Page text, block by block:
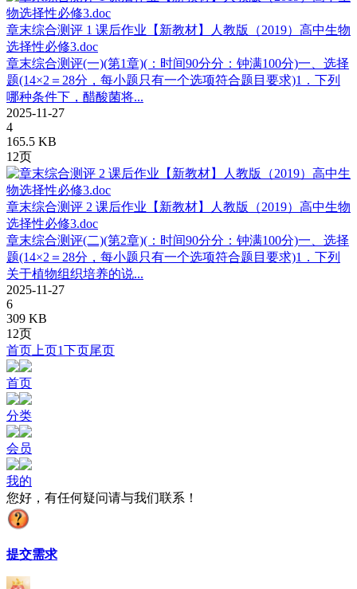
章末综合测评 1 课后作业【新教材】人教版（2019）高中生物
选择性必修3.doc
章末综合测评(一)(第1章)(：时间90分分：钟满100分)一、选择
题(14×2＝28分，每小题只有一个选项符合题目要求)1．下列
哪种条件下，醋酸菌将...
2025-11-27
4
165.5 KB
12页
章末综合测评 2 课后作业【新教材】人教版（2019）高中生物
选择性必修3.doc
章末综合测评(二)(第2章)(：时间90分分：钟满100分)一、选择
题(14×2＝28分，每小题只有一个选项符合题目要求)1．下列
关于植物组织培养的说...
2025-11-27
6
309 KB
12页
首页 上页1下页尾页
首页
分类
会员
我的
您好，有任何疑问请与我们联系！
提交需求